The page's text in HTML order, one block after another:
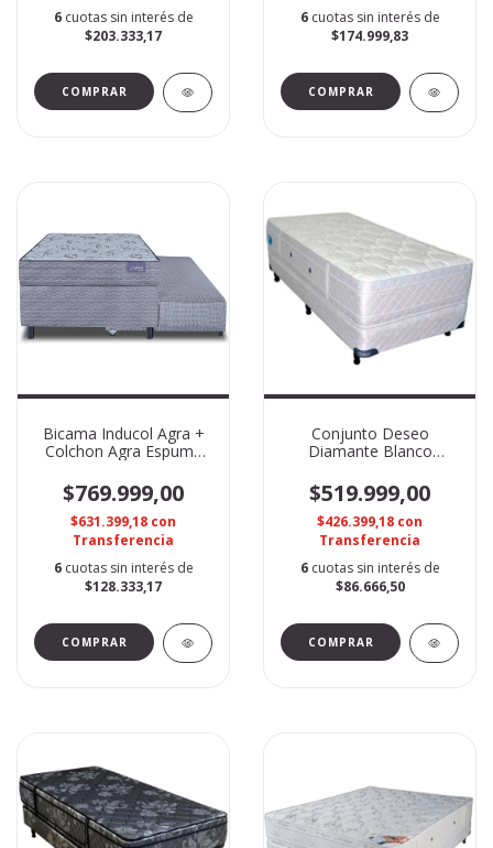
6 cuotas sin interés de
$203.333,17
6 cuotas sin interés de
$174.999,83
Bicama Inducol Agra +
Colchon Agra Espuma
$769.999,00
$631.399,18 con
Transferencia
6 cuotas sin interés de
$128.333,17
Conjunto Deseo
Diamante Blanco
$519.999,00
$426.399,18 con
Transferencia
6 cuotas sin interés de
$86.666,50